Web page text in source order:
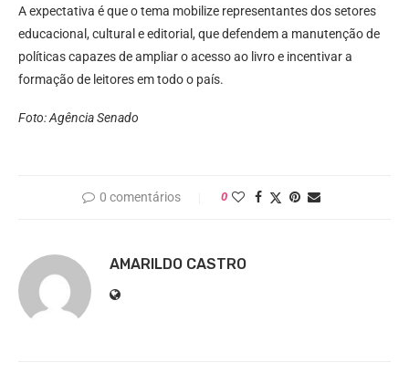
A expectativa é que o tema mobilize representantes dos setores
educacional, cultural e editorial, que defendem a manutenção de
políticas capazes de ampliar o acesso ao livro e incentivar a
formação de leitores em todo o país.
Foto: Agência Senado
0 comentários 0
AMARILDO CASTRO